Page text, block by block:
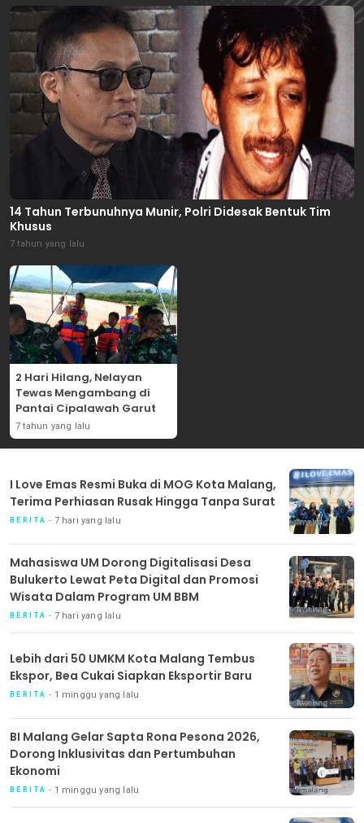
14 Tahun Terbunuhnya Munir, Polri Didesak Bentuk Tim
Khusus
7 tahun yang lalu
2 Hari Hilang, Nelayan
Tewas Mengambang di
Pantai Cipalawah Garut
7 tahun yang lalu
I Love Emas Resmi Buka di MOG Kota Malang,
Terima Perhiasan Rusak Hingga Tanpa Surat
BERITA 7 hari yang lalu
Mahasiswa UM Dorong Digitalisasi Desa
Bulukerto Lewat Peta Digital dan Promosi
Wisata Dalam Program UM BBM
BERITA 7 hari yang lalu
Lebih dari 50 UMKM Kota Malang Tembus
Ekspor, Bea Cukai Siapkan Eksportir Baru
BERITA 1 minggu yang lalu
BI Malang Gelar Sapta Rona Pesona 2026,
Dorong Inklusivitas dan Pertumbuhan
Ekonomi
BERITA 1 minggu yang lalu